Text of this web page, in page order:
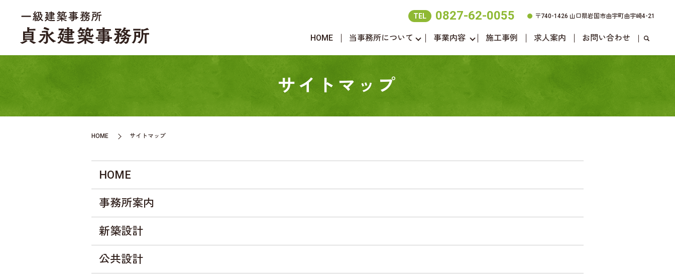
TEL 0827-62-0055 〒740-1426 山口県岩国市由宇町由宇崎4-21
HOME 当事務所について 事業内容 施工事例 求人案内 お問い合わせ
サイトマップ
HOME サイトマップ
HOME
事務所案内
新築設計
公共設計